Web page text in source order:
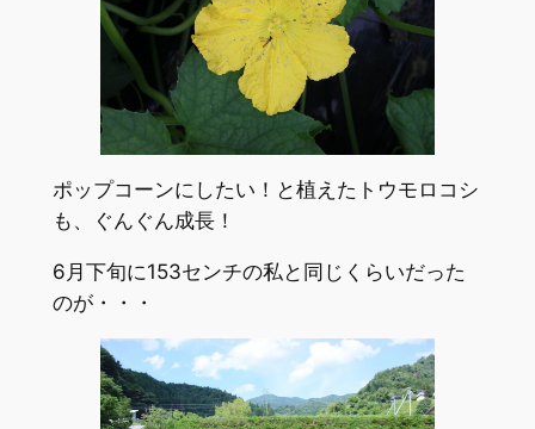
ポップコーンにしたい！と植えたトウモロコシ
も、ぐんぐん成長！
6月下旬に153センチの私と同じくらいだった
のが・・・